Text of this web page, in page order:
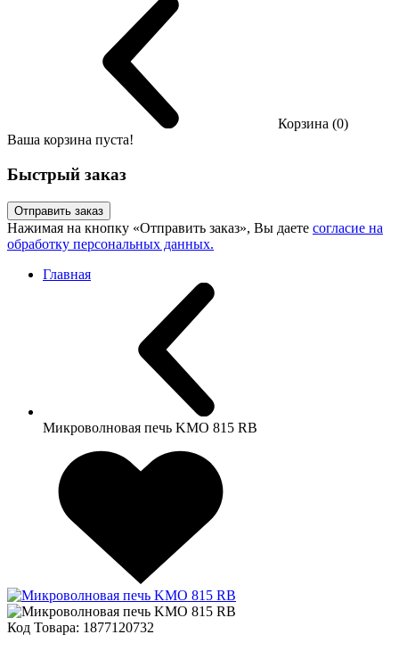
Корзина (0)
Ваша корзина пуста!
Быстрый заказ
Отправить заказ
Нажимая на кнопку «Отправить заказ», Вы даете согласие на
обработку персональных данных.
Главная
Микроволновая печь KMO 815 RB
Код Товара: 1877120732